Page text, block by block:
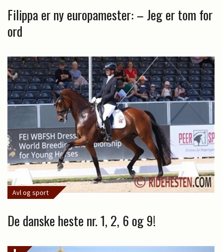
Filippa er ny europamester: – Jeg er tom for
ord
Avl og sport
De danske heste nr. 1, 2, 6 og 9!